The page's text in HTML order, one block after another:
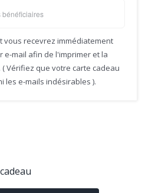
vous recevrez immédiatement
e-mail afin de l'imprimer et la
Vérifiez que votre carte cadeau
les e-mails indésirables ).